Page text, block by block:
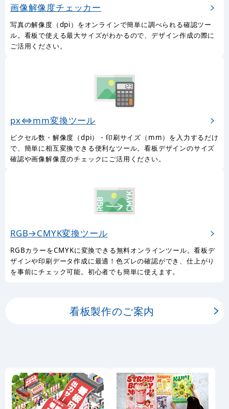
画像解像度チェッカー
写真の解像度（dpi）をオンラインで簡単に調べられる確認ツー
ル。看板で使える最大サイズがわかるので、デザイン作成の際に
ご活用ください。
px⇔mm変換ツール
ピクセル数・解像度（dpi）・印刷サイズ（mm）を入力するだけ
で、簡単に相互変換できる便利なツール。看板デザインのサイズ
確認や画像解像度のチェックにご活用ください。
RGB→CMYK変換ツール
RGBカラーをCMYKに変換できる無料オンラインツール。看板デ
ザインや印刷データ作成に最適！色ズレの確認ができ、仕上がり
を事前にチェック可能。初心者でも簡単に使えます。
看板製作のご案内